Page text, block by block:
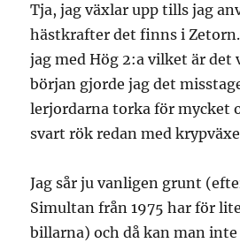
Tja, jag växlar upp tills jag
hästkrafter det finns i
jag med Hög 2:a vilket är det
början gjorde jag det
lerjordarna torka för mycket
svart rök redan med
Jag sår ju vanligen grunt
Simultan från 1975 har för
billarna) och då kan man